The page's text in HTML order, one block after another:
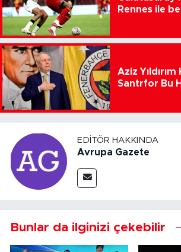
Rennes ile
Aziz
Santrfor Bu
EDITÖR HAKKINDA
Avrupa Gazete
Bunlar da ilginizi çekebilir